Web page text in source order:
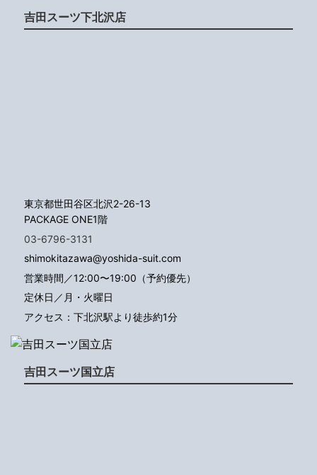
吉田スーツ下北沢店
東京都世田谷区北沢2-26-13
PACKAGE ONE1階
03-6796-3131
shimokitazawa@yoshida-suit.com
営業時間／12:00〜19:00（予約優先）
定休日／月・火曜日
アクセス：下北沢駅より徒歩約1分
吉田スーツ国立店